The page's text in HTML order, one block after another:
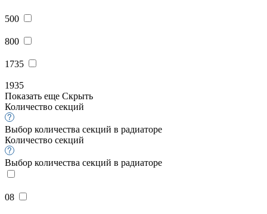
500
800
1735
1935
Показать еще Скрыть
Количество секций
Выбор количества секций в радиаторе
Количество секций
Выбор количества секций в радиаторе
08